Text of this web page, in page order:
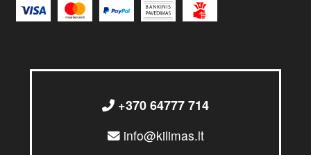
+370 64777 714
info@kilimas.lt